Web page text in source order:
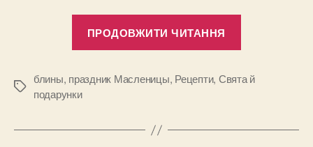
ПРОДОВЖИТИ ЧИТАННЯ
Масленицу
году?
Позначки
блины, праздник Масленицы, Рецепти, Свята й
подарунки